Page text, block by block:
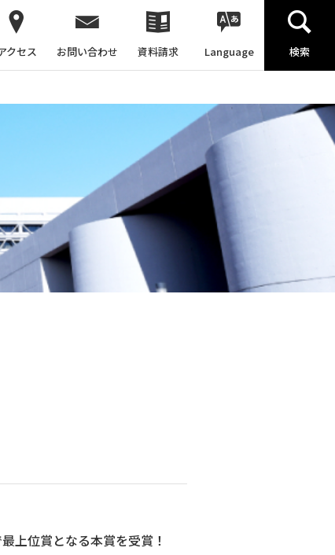
クセス お問い合わせ 資料請求 Language 検索
上位賞となる本賞を受賞！